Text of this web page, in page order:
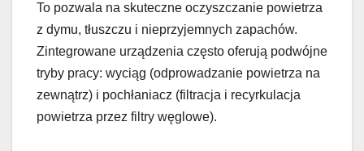
To pozwala na skuteczne oczyszczanie powietrza
z dymu, tłuszczu i nieprzyjemnych zapachów.
Zintegrowane urządzenia często oferują podwójne
tryby pracy: wyciąg (odprowadzanie powietrza na
zewnątrz) i pochłaniacz (filtracja i recyrkulacja
powietrza przez filtry węglowe).